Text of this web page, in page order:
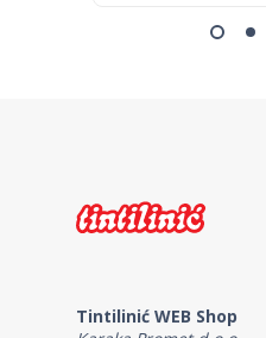
Tintilinić WEB Shop